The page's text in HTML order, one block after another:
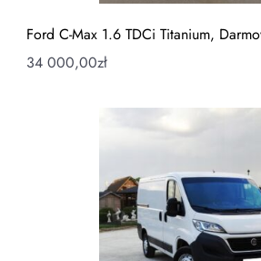
Ford C-Max 1.6 TDCi Titanium,
34 000,00zł